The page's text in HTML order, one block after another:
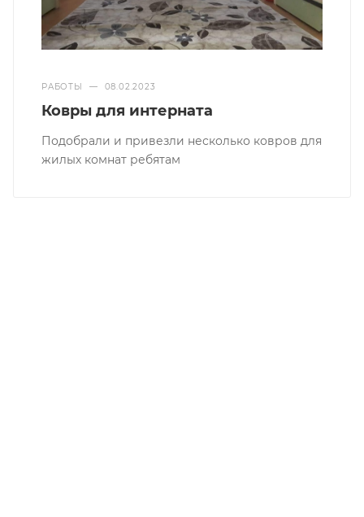
РАБОТЫ — 08.02.2023
Ковры для интерната
Подобрали и привезли несколько ковров для
жилых комнат ребятам